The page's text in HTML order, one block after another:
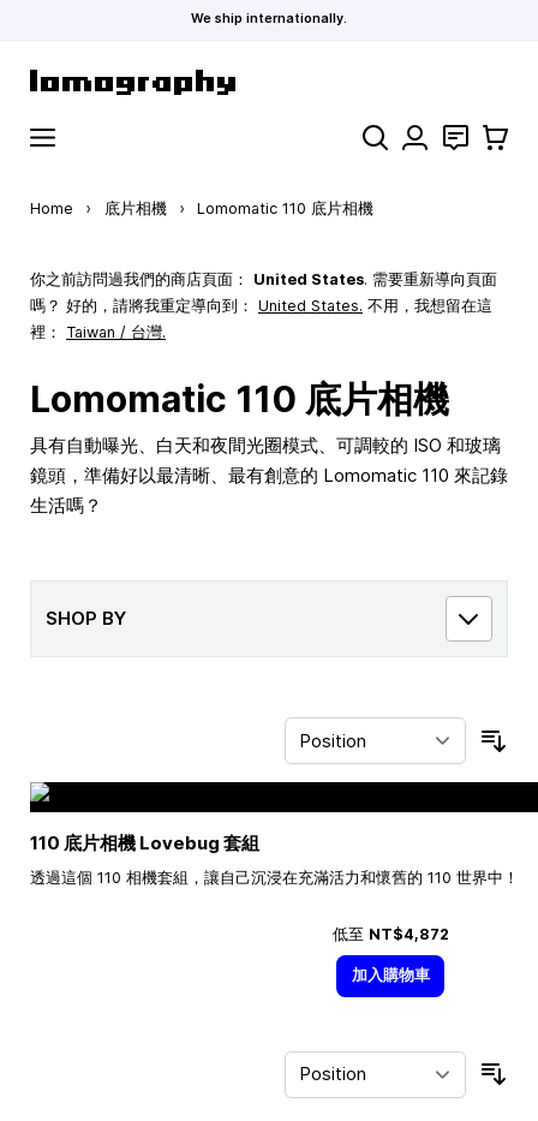
We ship internationally.
Search 聯絡 購物車
Home › 底片相機 › Lomomatic 110 底片相機
你之前訪問過我們的商店頁面： United States. 需要重新導向頁面
嗎？ 好的，請將我重定導向到： United States. 不用，我想留在這
裡： Taiwan / 台灣.
Lomomatic 110 底片相機
具有自動曝光、白天和夜間光圈模式、可調較的 ISO 和玻璃
鏡頭，準備好以最清晰、最有創意的 Lomomatic 110 來記錄
生活嗎？
SHOP BY
110 底片相機 Lovebug 套組
透過這個 110 相機套組，讓自己沉浸在充滿活力和懷舊的 110 世界中！
低至 NT$4,872
加入購物車